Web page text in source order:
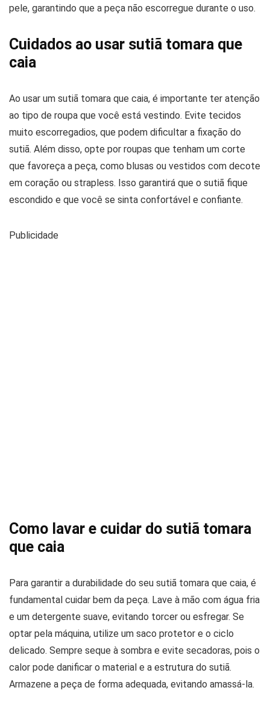
pele, garantindo que a peça não escorregue durante o uso.
Cuidados ao usar sutiã tomara que
caia
Ao usar um sutiã tomara que caia, é importante ter atenção
ao tipo de roupa que você está vestindo. Evite tecidos
muito escorregadios, que podem dificultar a fixação do
sutiã. Além disso, opte por roupas que tenham um corte
que favoreça a peça, como blusas ou vestidos com decote
em coração ou strapless. Isso garantirá que o sutiã fique
escondido e que você se sinta confortável e confiante.
Publicidade
Como lavar e cuidar do sutiã tomara
que caia
Para garantir a durabilidade do seu sutiã tomara que caia, é
fundamental cuidar bem da peça. Lave à mão com água fria
e um detergente suave, evitando torcer ou esfregar. Se
optar pela máquina, utilize um saco protetor e o ciclo
delicado. Sempre seque à sombra e evite secadoras, pois o
calor pode danificar o material e a estrutura do sutiã.
Armazene a peça de forma adequada, evitando amassá-la.